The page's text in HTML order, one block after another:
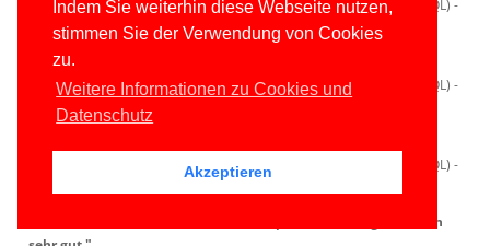
Indem Sie weiterhin diese Webseite nutzen,
stimmen Sie der Verwendung von Cookies
zu.
Weitere Informationen zu Cookies und
Datenschutz
Akzeptieren
in unserer Schulung zum Thema 'Microsoft SQL Server 2014 (MSSQL) -
Basiswissen'
in unserer Schulung zum Thema 'Microsoft SQL Server 2014 (MSSQL) -
Basiswissen'
in unserer Schulung zum Thema 'Microsoft SQL Server 2014 (MSSQL) -
"Balance zwischen In-Depth und Anfängerthemen